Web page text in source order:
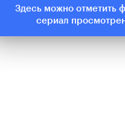
Здесь можно отметить
сериал